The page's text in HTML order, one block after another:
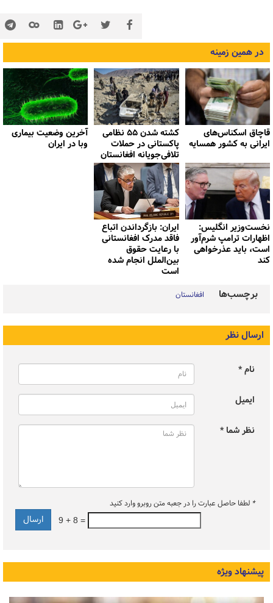
در همین زمینه
قاچاق اسکناس‌های
ایرانی به کشور همسایه
کشته شدن ۵۵ نظامی
پاکستانی در حملات
تلافی‌جویانه افغانستان
آخرین وضعیت بیماری
وبا در ایران
نخست‌وزیر انگلیس:
اظهارات ترامپ شرم‌آور
است، باید عذرخواهی
کند
ایران: بازگرداندن اتباع
فاقد مدرک افغانستانی
با رعایت حقوق
بین‌الملل انجام شده
است
برچسب‌ها افغانستان
ارسال نظر
نام *
ایمیل
نظر شما *
* لطفا حاصل عبارت را در جعبه متن روبرو وارد کنید
9 + 8 =
پیشنهاد ویژه